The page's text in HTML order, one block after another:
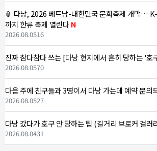
🏮 다낭, 2026 베트남-대한민국 문화축제 개막…
까지 한류 축제 열린다N
2026.08.0516
진짜 참다참다 쓰는 [다낭 현지에서 흔히 당하는 '
2026.08.0570
다음 주에 친구들과 3명이서 다낭 가는데 예약 문의
2026.08.0527
다낭 갔다가 호구 안 당하는 팁 (길거리 브로커 걸러
2026.08.0431